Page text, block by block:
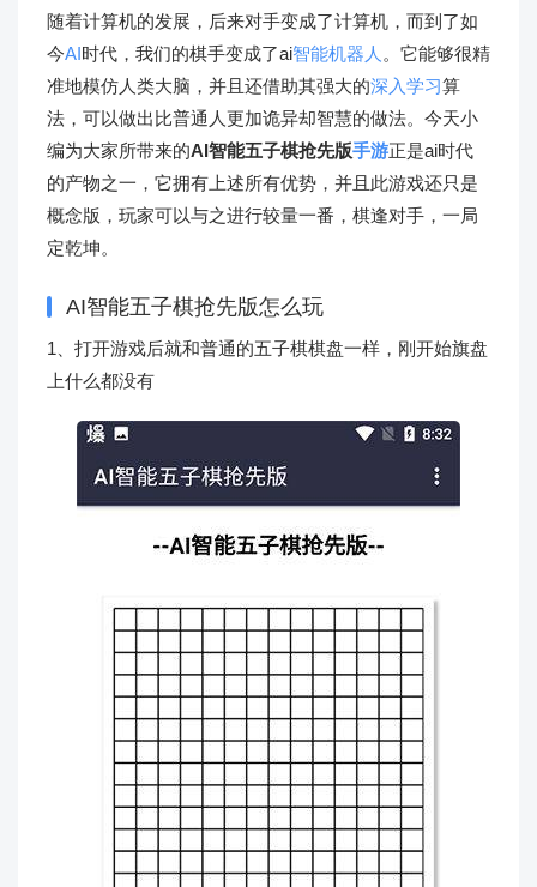
随着计算机的发展，后来对手变成了计算机，而到了如
今AI时代，我们的棋手变成了ai智能机器人 。它能够很精
准地模仿人类大脑，并且还借助其强大的深入学习算
法，可以做出比普通人更加诡异却智慧的做法。今天小
编为大家所带来的AI智能五子棋抢先版手游正是ai时代
的产物之一，它拥有上述所有优势，并且此游戏还只是
概念版，玩家可以与之进行较量一番，棋逢对手，一局
定乾坤。
AI智能五子棋抢先版怎么玩
1、打开游戏后就和普通的五子棋棋盘一样，刚开始旗盘
上什么都没有